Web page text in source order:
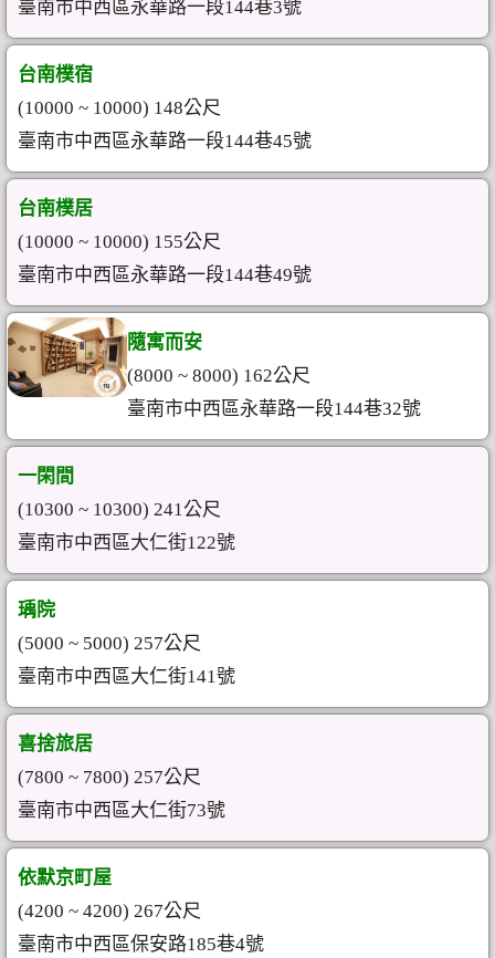
臺南市中西區永華路一段144巷3號
台南樸宿
(10000 ~ 10000) 148公尺
臺南市中西區永華路一段144巷45號
台南樸居
(10000 ~ 10000) 155公尺
臺南市中西區永華路一段144巷49號
隨寓而安
(8000 ~ 8000) 162公尺
臺南市中西區永華路一段144巷32號
一閑間
(10300 ~ 10300) 241公尺
臺南市中西區大仁街122號
瑀院
(5000 ~ 5000) 257公尺
臺南市中西區大仁街141號
喜捨旅居
(7800 ~ 7800) 257公尺
臺南市中西區大仁街73號
依默京町屋
(4200 ~ 4200) 267公尺
臺南市中西區保安路185巷4號